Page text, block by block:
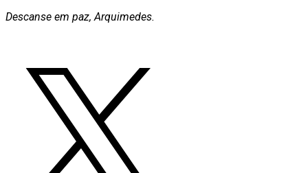
Descanse em paz, Arquimedes.